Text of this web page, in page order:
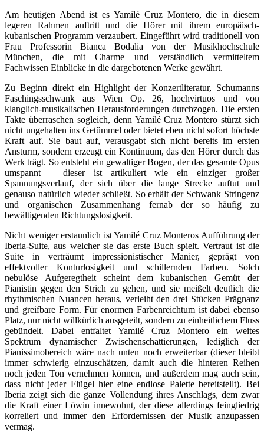
Am heutigen Abend ist es Yamilé Cruz Montero, die in diesem
legeren Rahmen auftritt und die Hörer mit ihrem europäisch-
kubanischen Programm verzaubert. Eingeführt wird traditionell von
Frau Professorin Bianca Bodalia von der Musikhochschule
München, die mit Charme und verständlich vermitteltem
Fachwissen Einblicke in die dargebotenen Werke gewährt.
Zu Beginn direkt ein Highlight der Konzertliteratur, Schumanns
Faschingsschwank aus Wien Op. 26, hochvirtuos und von
klanglich-musikalischen Herausforderungen durchzogen. Die ersten
Takte überraschen sogleich, denn Yamilé Cruz Montero stürzt sich
nicht ungehalten ins Getümmel oder bietet eben nicht sofort höchste
Kraft auf. Sie baut auf, verausgabt sich nicht bereits im ersten
Ansturm, sondern erzeugt ein Kontinuum, das den Hörer durch das
Werk trägt. So entsteht ein gewaltiger Bogen, der das gesamte Opus
umspannt – dieser ist artikuliert wie ein einziger großer
Spannungsverlauf, der sich über die lange Strecke auftut und
genauso natürlich wieder schließt. So erhält der Schwank Stringenz
und organischen Zusammenhang fernab der so häufig zu
bewältigenden Richtungslosigkeit.
Nicht weniger erstaunlich ist Yamilé Cruz Monteros Aufführung der
Iberia-Suite, aus welcher sie das erste Buch spielt. Vertraut ist die
Suite in verträumt impressionistischer Manier, geprägt von
effektvoller Konturlosigkeit und schillernden Farben. Solch
nebulöse Aufgeregtheit scheint dem kubanischen Gemüt der
Pianistin gegen den Strich zu gehen, und sie meißelt deutlich die
rhythmischen Nuancen heraus, verleiht den drei Stücken Prägnanz
und greifbare Form. Für enormen Farbenreichtum ist dabei ebenso
Platz, nur nicht willkürlich ausgeteilt, sondern zu einheitlichem Fluss
gebündelt. Dabei entfaltet Yamilé Cruz Montero ein weites
Spektrum dynamischer Zwischenschattierungen, lediglich der
Pianissimobereich wäre nach unten noch erweiterbar (dieser bleibt
immer schwierig einzuschätzen, damit auch die hinteren Reihen
noch jeden Ton vernehmen können, und außerdem mag auch sein,
dass nicht jeder Flügel hier eine endlose Palette bereitstellt). Bei
Iberia zeigt sich die ganze Vollendung ihres Anschlags, dem zwar
die Kraft einer Löwin innewohnt, der diese allerdings feingliedrig
korreliert und immer den Erfordernissen der Musik anzupassen
vermag.